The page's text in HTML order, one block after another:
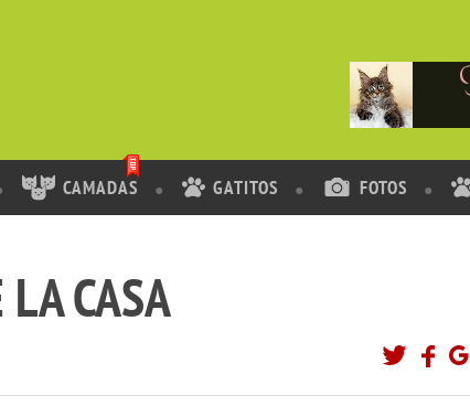
CAMADAS GATITOS FOTOS
CASA